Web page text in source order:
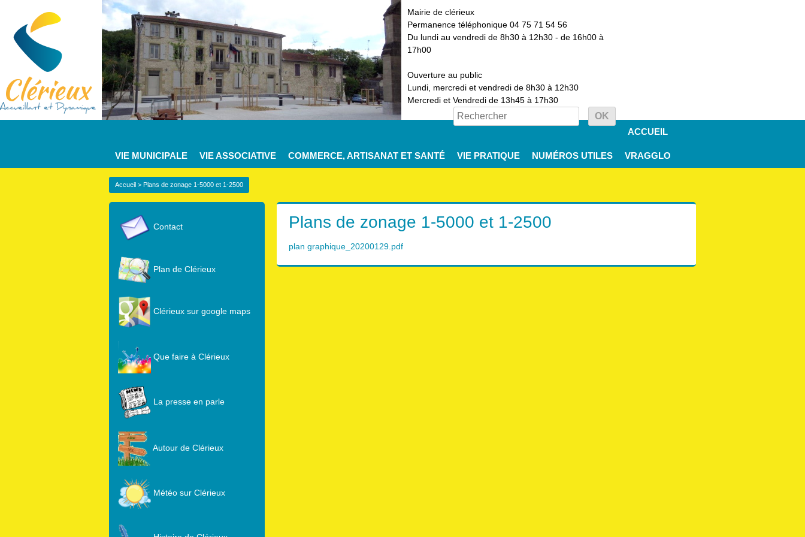
Mairie de clérieux
Permanence téléphonique 04 75 71 54 56
Du lundi au vendredi de 8h30 à 12h30 - de 16h00 à
17h00
Ouverture au public
Lundi, mercredi et vendredi de 8h30 à 12h30
Mercredi et Vendredi de 13h45 à 17h30
ACCUEIL
VIE MUNICIPALE VIE ASSOCIATIVE COMMERCE, ARTISANAT ET SANTÉ VIE PRATIQUE NUMÉROS UTILES VRAGGLO
Accueil > Plans de zonage 1-5000 et 1-2500
Plans de zonage 1-5000 et 1-2500
plan graphique_20200129.pdf
Contact
Plan de Clérieux
Clérieux sur google maps
Que faire à Clérieux
La presse en parle
Autour de Clérieux
Météo sur Clérieux